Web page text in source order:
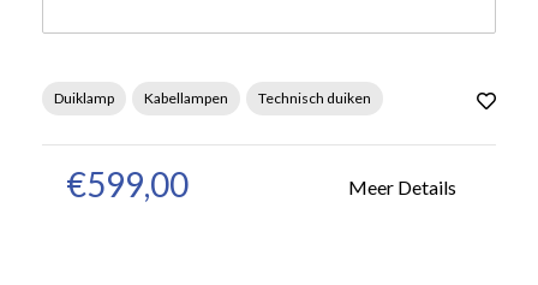
Duiklamp Kabellampen Technisch duiken
€599,00 Meer Details